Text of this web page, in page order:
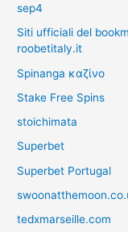
sep4
Siti ufficiali del
roobetitaly.it
Spinanga καζίνο
Stake Free Spins
stoichimata
Superbet
Superbet Portugal
tedxmarseille.com